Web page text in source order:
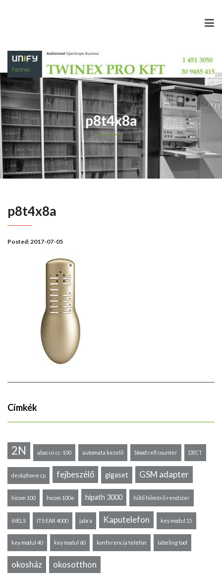
p8t4x8a
p8t4x8a
Posted:2017-07-05
Címkék
2N abacus cc-100 automata kezelő blood cell counter DECT
deskphone cp fejbeszélő gigaset GSM adapter
hicom 100 hicom 100e hipath 3000 hűtő hőmérő rendszer
iNELS ITS EAR 4000 jabra Kaputelefon key modul 15
key modul 40 key modul 60 konferencia telefon labeling tool
okosház okosotthon